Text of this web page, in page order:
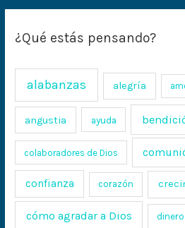
¿Qué estás pensando?
alabanzas alegría
angustia ayuda
colaboradores de Dios
confianza corazón
cómo agradar a Dios dinero